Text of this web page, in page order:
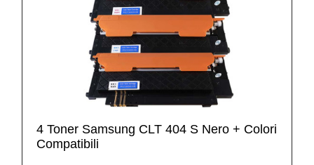
4 Toner Samsung CLT 404 S Nero + Colori
Compatibili